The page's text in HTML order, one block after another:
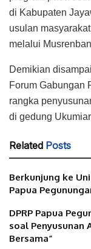
di Kabupaten
usulan
melalui
Demikian
Forum Gabungan
rangka
di gedung
Related Posts
Berkunjung ke
Papua
DPRP Papua
soal Penyusunan
Bersama”